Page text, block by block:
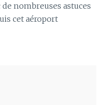
de nombreuses astuces
cet aéroport